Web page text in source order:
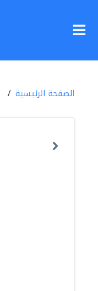
الصفحة الرئيسية